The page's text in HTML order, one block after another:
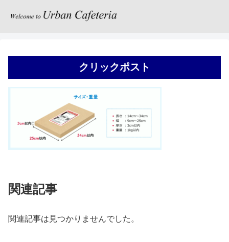
クリックポスト
関連記事
関連記事は見つかりませんでした。